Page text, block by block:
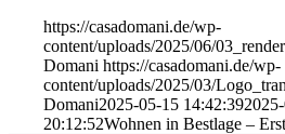
https://casadomani.de/wp-
content/uploads/2025/06/
Domani https://casadomani.de/wp-
content/uploads/2025/03/
Domani2025-05-15 14:42:39
20:12:52Wohnen in Bestlage –